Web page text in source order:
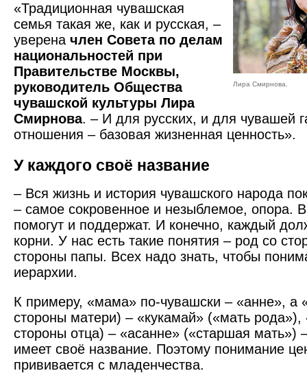
Лира Смирнова.
«Традиционная чувашская
семья такая же, как и русская, –
уверена член Совета по делам
национальностей при
Правительстве Москвы,
руководитель Общества
чувашской культуры Лира
Смирнова. – И для русских, и для чувашей
отношения – базовая жизненная ценность».
У каждого своё название
– Вся жизнь и история чувашского народа
– самое сокровенное и незыблемое, опора.
помогут и поддержат. И конечно, каждый
корни. У нас есть такие понятия – род со
стороны папы. Всех надо знать, чтобы
иерархии.
К примеру, «мама» по-чувашски – «анне», а
стороны матери) – «кукамай» («мать рода»),
стороны отца) – «асанне» («старшая мать»)
имеет своё название. Поэтому понимание
прививается с младенчества.